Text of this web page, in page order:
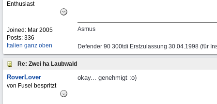
Enthusiast
Joined: Mar 2005
Posts: 336
Italien ganz oben
Asmus
Defender 90 300tdi Erstzulassung 30.04.1998 (für
Re: Zwei ha Laubwald
RoverLover
von Fusel bespritzt
okay... genehmigt :o)